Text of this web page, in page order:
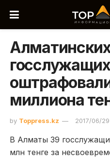
госслужащих
миллиона
by Toppress.kz 2017/06/29
В Алматы 39
млн тенге за